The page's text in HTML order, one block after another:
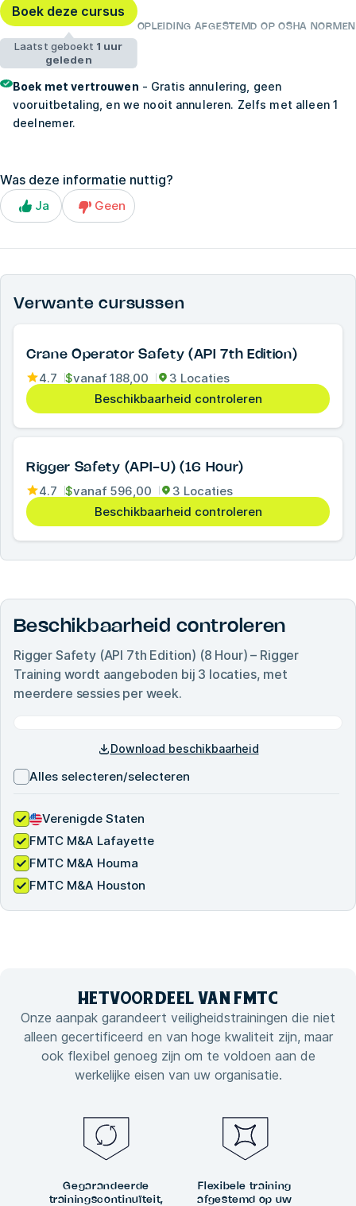
Boek deze cursus
Laatst geboekt 1 uur
geleden
OPLEIDING AFGESTEMD OP OSHA NORMEN
Boek met vertrouwen - Gratis annulering, geen
vooruitbetaling, en we nooit annuleren. Zelfs met alleen 1
deelnemer.
Was deze informatie nuttig?
Ja Geen
Verwante cursussen
Crane Operator Safety (API 7th Edition)
4.7 $vanaf188,00
3 Locaties
Beschikbaarheid controleren
Rigger Safety (API-U) (16 Hour)
4.7 $vanaf 596,00
3 Locaties
Beschikbaarheid controleren
Beschikbaarheid controleren
Rigger Safety (API 7th Edition) (8 Hour) – Rigger
Training wordt aangeboden bij 3 locaties, met
meerdere sessies per week.
Download beschikbaarheid
Alles selecteren/selecteren
Verenigde Staten
FMTC M&A Lafayette
FMTC M&A Houma
FMTC M&A Houston
HETVOORDEEL VAN
FMTC
Onze aanpak garandeert veiligheidstrainingen die niet
alleen gecertificeerd en van hoge kwaliteit zijn, maar
ook flexibel genoeg zijn om te voldoen aan de
werkelijke eisen van uw organisatie.
Gegarandeerde
trainingscontinuïteit,
Flexibele training
afgestemd op uw